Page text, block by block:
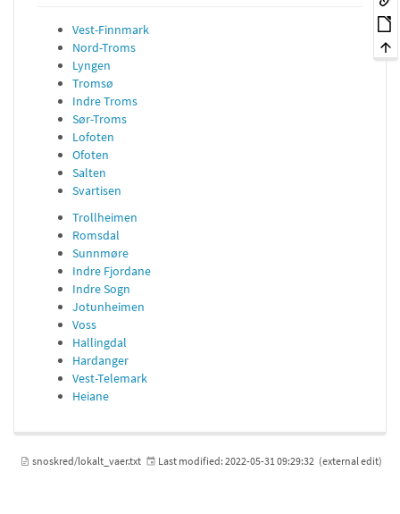
Vest-Finnmark
Nord-Troms
Lyngen
Tromsø
Indre Troms
Sør-Troms
Lofoten
Ofoten
Salten
Svartisen
Trollheimen
Romsdal
Sunnmøre
Indre Fjordane
Indre Sogn
Jotunheimen
Voss
Hallingdal
Hardanger
Vest-Telemark
Heiane
snoskred/lokalt_vaer.txt Last modified: 2022-05-31 09:29:32 (external edit)